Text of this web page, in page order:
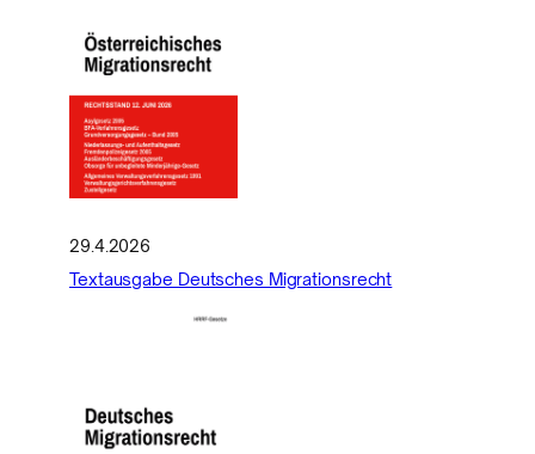
29.4.2026
Textausgabe Deutsches Migrationsrecht